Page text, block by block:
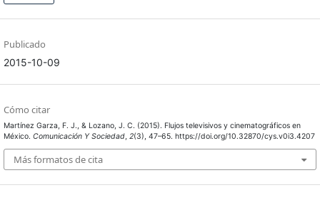
Publicado
2015-10-09
Cómo citar
Martínez Garza, F. J., & Lozano, J. C. (2015). Flujos televisivos y cinematográficos en
México. Comunicación Y Sociedad, 2(3), 47–65. https://doi.org/10.32870/cys.v0i3.4207
Más formatos de cita